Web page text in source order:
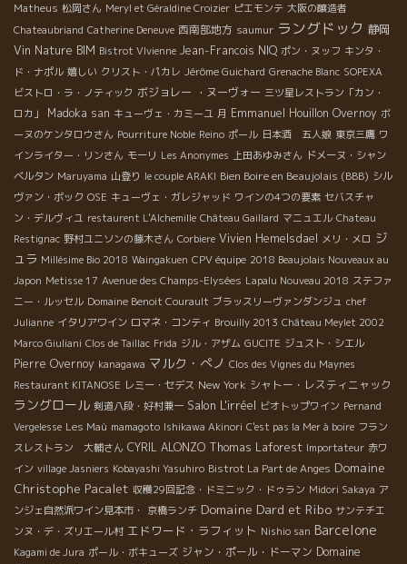
Matheus 松岡さん Meryl et Géraldine Croizier ピエモンテ 大阪の醸造者
Chateaubriand Catherine Deneuve 西南部地方 saumur ラングドック 静岡
Vin Nature BIM Bistrot VIvienne Jean-Francois NIQ ポン・ヌッフ キンタ・
ド・ナポル 嬉しい クリスト・パカレ Jérôme Guichard Grenache Blanc SOPEXA
ビストロ・ラ・ノティック ボジョレー ・ヌーヴォー 三ツ星レストラン「カン・
ロカ」
Madoka san キューヴェ・カミーユ 月 Emmanuel Houillon Overnoy ボ
ーヌのケンタロウさん Pourriture Noble Reino ポール 日本酒 五人娘 東京三鷹 ワ
インライター・リンさん モーリ Les Anonymes 上田あゆみさん ドメーヌ・シャン
ベルタン Maruyama 山登り le couple ARAKI Bien Boire en Beaujolais (BBB) シル
ヴァン・ボック OSE キューヴェ・ガレジャッド ワインの4つの要素 セバスチャ
ン・デルヴィユ restaurent L'Alchemille Château Gaillard マニュエル Chateau
Restignac 野村ユニソンの藤木さん Corbiere Vivien Hemelsdael メリ・メロ ジ
ュラ Millésime Bio 2018 Waingakuen CPV équipe 2018 Beaujolais Nouveaux au
Japon Metisse 17 Avenue des Champs-Elysées Lapalu Nouveau 2018 ステファ
ニー・ルッセル Domaine Benoit Courault ブラッスリーヴァンダンジュ chef
Julianne イタリアワイン ロマネ・コンティ Brouilly 2013 Château Meylet 2002
Marco Giuliani Clos de Taillac Frida ジル・アザム GUCITE ジュスト・シエル
Pierre Overnoy kanagawa マルク・ぺノ Clos des Vignes du Maynes
Restaurant KITANOSE レミー・セデス New York シャトー・レスティニャック
ラングロール 剣道八段・好村兼一 Salon L'irréel ビオトップワイン Pernand
Vergelesse Les Maù mamagoto Ishikawa Akinori C'est pas la Mer à boire フラン
スレストラン 大輔さん CYRIL ALONZO Thomas Laforest Importateur 赤ワ
イン village Jasniers Kobayashi Yasuhiro Bistrot La Part de Anges Domaine
Christophe Pacalet 収穫29回記念・ドミニック・ドゥラン Midori Sakaya ア
ンジェ自然派ワイン見本市・ 京橋ランチ Domaine Dard et Ribo サンテチエ
ンヌ・デ・ズリエール村 エドワード・ラフィット Nishio san Barcelone
Kagami de Jura ポール・ボキューズ ジャン・ポール・ドーマン Domaine